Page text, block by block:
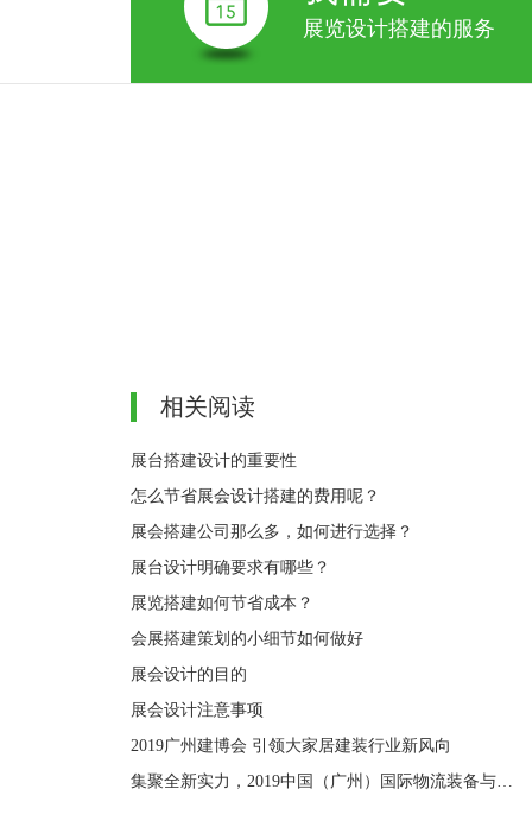
展览设计搭建的服务
相关阅读
展台搭建设计的重要性
怎么节省展会设计搭建的费用呢？
展会搭建公司那么多，如何进行选择？
展台设计明确要求有哪些？
展览搭建如何节省成本？
会展搭建策划的小细节如何做好
展会设计的目的
展会设计注意事项
2019广州建博会 引领大家居建装行业新风向
集聚全新实力，2019中国（广州）国际物流装备与技术展览会引领华南物流发展新风向